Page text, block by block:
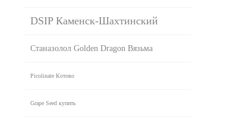
DSIP Каменск-Шахтинский
Станазолол Golden Dragon Вязьма
Picolinate Котово
Grape Seed купить